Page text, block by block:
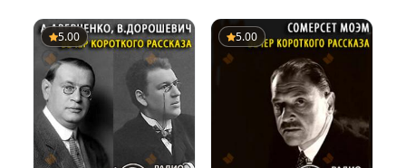
5.00 5.00